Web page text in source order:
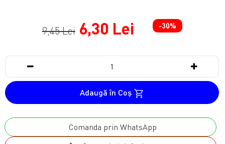
9,45 Lei 6,30 Lei -30%
Adaugă în Coş
Comanda prin WhatsApp